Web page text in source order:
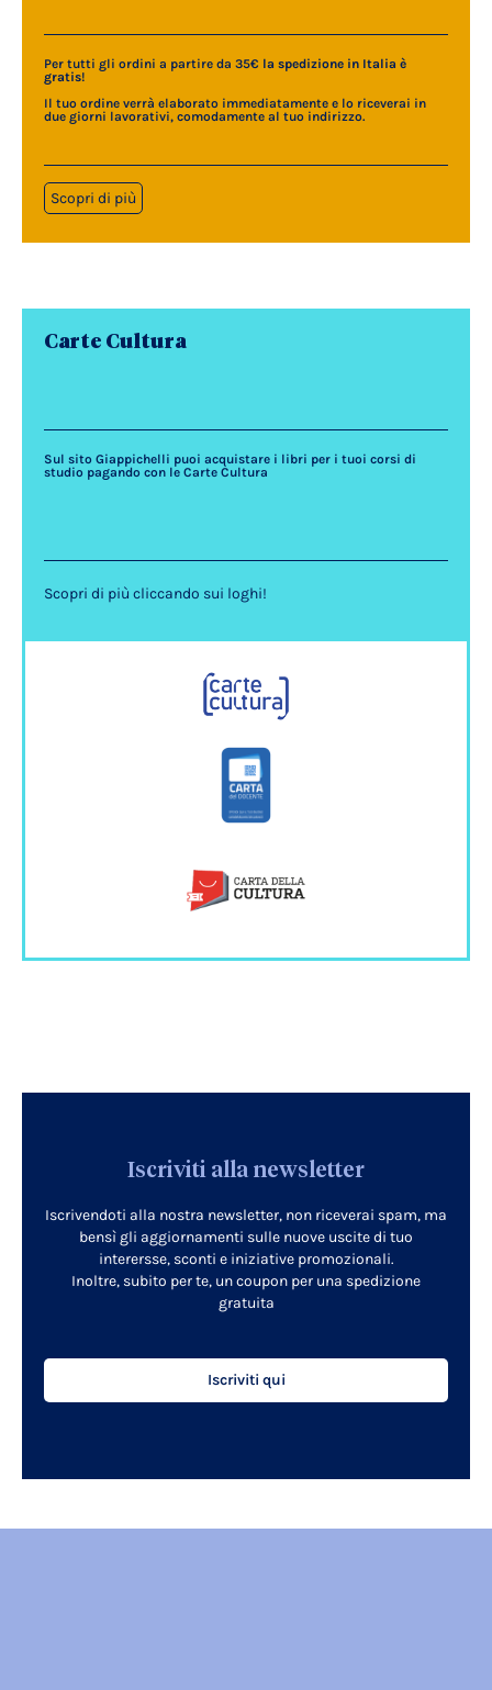
Per tutti gli ordini a partire da 35€ la spedizione in Italia è
gratis!
Il tuo ordine verrà elaborato immediatamente e lo riceverai in
due giorni lavorativi, comodamente al tuo indirizzo.
Scopri di più
Carte Cultura
Sul sito Giappichelli puoi acquistare i libri per i tuoi corsi di
studio pagando con le Carte Cultura
Scopri di più cliccando sui loghi!
Iscriviti alla newsletter
Iscrivendoti alla nostra newsletter, non riceverai spam, ma
bensì gli aggiornamenti sulle nuove uscite di tuo
interersse, sconti e iniziative promozionali.
Inoltre, subito per te, un coupon per una spedizione
gratuita
Iscriviti qui